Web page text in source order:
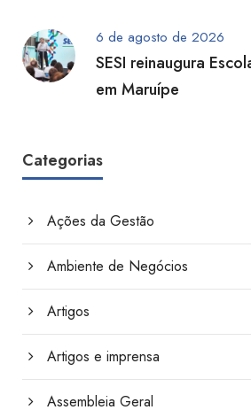
6 de agosto de 2026
SESI reinaugura
em Maruípe
Categorias
Ações da Gestão
Ambiente de Negócios
Artigos
Artigos e imprensa
Assembleia Geral